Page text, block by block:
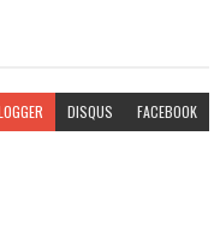
DISQUS FACEBOOK